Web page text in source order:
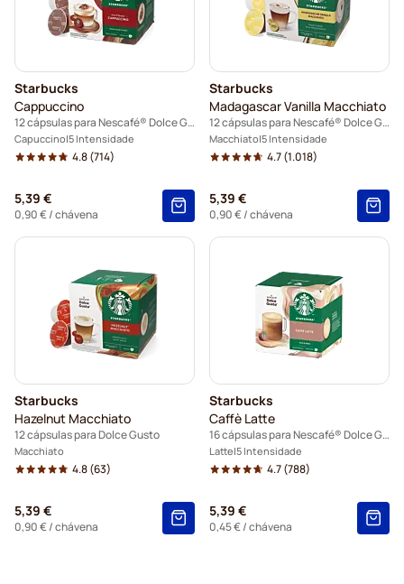
Starbucks
Cappuccino
12 cápsulas para Nescafé® Dolce Gusto
Capuccino 5 Intensidade
4.8(714)
5,39 €
0,90 €/ chávena
Starbucks
Madagascar Vanilla Macchiato
12 cápsulas para Nescafé® Dolce Gusto
Macchiato 5 Intensidade
4.7(1.018)
5,39 €
0,90 €/ chávena
Starbucks
Hazelnut Macchiato
12 cápsulas para Dolce Gusto
Macchiato
4.8(63)
5,39 €
0,90 €/ chávena
Starbucks
Caffè Latte
16 cápsulas para Nescafé® Dolce Gusto
Latte 5 Intensidade
4.7(788)
5,39 €
0,45 €/ chávena